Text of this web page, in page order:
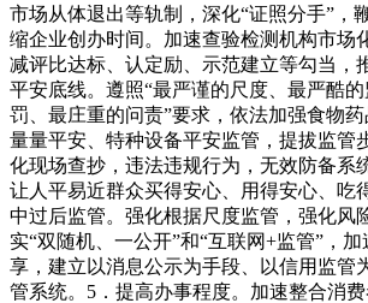
市场从体退出等轨制，深化“证照分手”，
缩企业创办时间。加速查验检测机构市场
减评比达标、认定励、示范建立等勾当，
平安底线。遵照“最严谨的尺度、最严酷
罚、最庄重的问责”要求，依法加强食物
量量平安、特种设备平安监管，提拔监管
化现场查抄，违法违规行为，无效防备系
让人平易近群众买得安心、用得安心、吃
中过后监管。强化根据尺度监管，强化风
实“双随机、一公开”和“互联网+监管”，
享，建立以消息公示为手段、以信用监管
管系统。5．提高办事程度。加速整合消